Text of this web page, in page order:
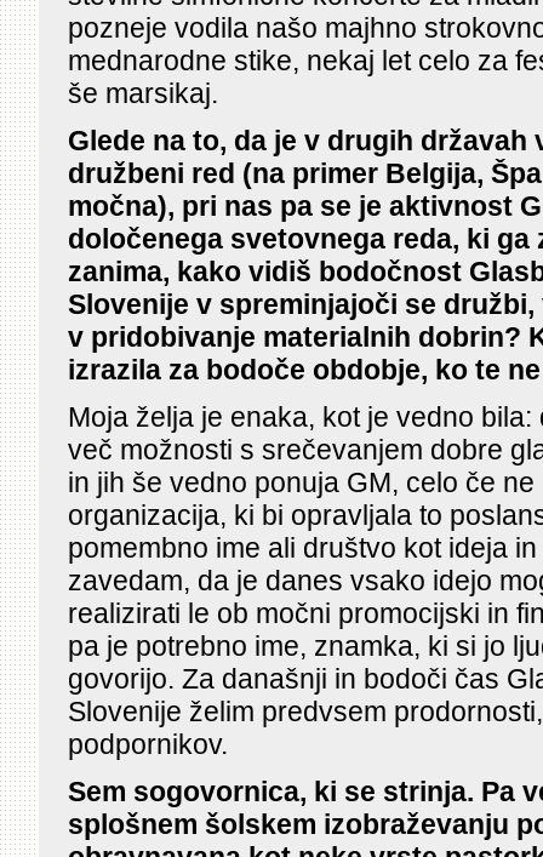
pozneje vodila našo majhno
mednarodne stike, nekaj let celo za
še marsikaj.
Glede na to, da je v drugih državah
družbeni red (na primer Belgija,
močna), pri nas pa se je aktivnost
določenega svetovnega reda, ki ga
zanima, kako vidiš bodočnost
Slovenije v spreminjajoči se
v pridobivanje materialnih dobrin?
izrazila za bodoče obdobje, ko te
Moja želja je enaka, kot je vedno bila:
več možnosti s srečevanjem dobre
in jih še vedno ponuja GM, celo če
organizacija, ki bi opravljala to
pomembno ime ali društvo kot ideja
zavedam, da je danes vsako idejo
realizirati le ob močni promocijski in
pa je potrebno ime, znamka, ki si jo
govorijo. Za današnji in bodoči čas
Slovenije želim predvsem
podpornikov.
Sem sogovornica, ki se strinja. Pa
splošnem šolskem izobraževanju